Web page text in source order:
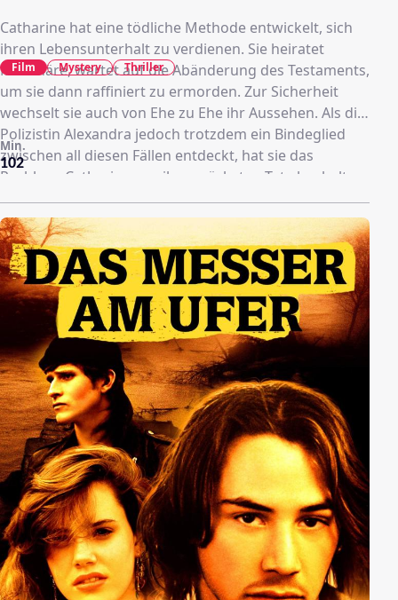
Catharine hat eine tödliche Methode entwickelt, sich
ihren Lebensunterhalt zu verdienen. Sie heiratet
Millionäre, wartet auf die Abänderung des Testaments,
um sie dann raffiniert zu ermorden. Zur Sicherheit
wechselt sie auch von Ehe zu Ehe ihr Aussehen. Als die
Polizistin Alexandra jedoch trotzdem ein Bindeglied
zwischen all diesen Fällen entdeckt, hat sie das
Problem, Catharine von ihrer nächsten Tat abzuhalten,
ohne rechtliche Handhabe...
102
Min.
Film Mystery Thriller